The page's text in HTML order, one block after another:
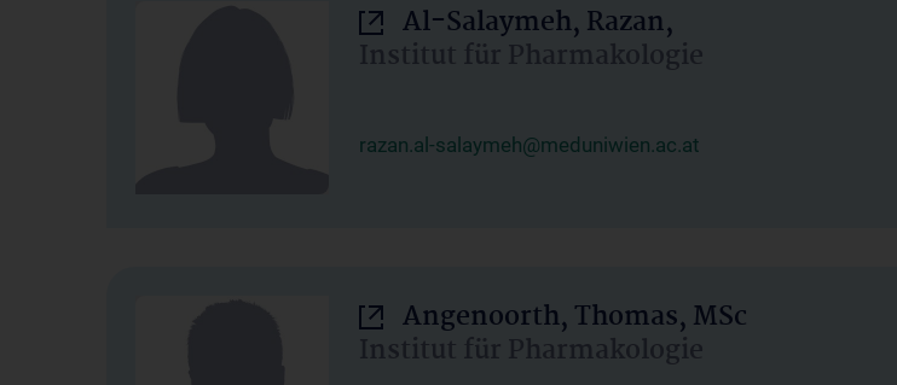
Al-Salaymeh, Razan,
Institut für Pharmakologie
razan.al-salaymeh@meduniwien.ac.at
Angenoorth, Thomas, MSc
Institut für Pharmakologie